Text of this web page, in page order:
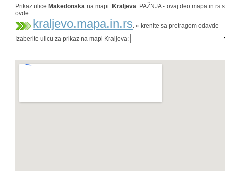
Prikaz ulice Makedonska na mapi. Kraljeva. PAŽNJA - ovaj deo mapa.in.rs
ovde:
kraljevo.mapa.in.rs. « krenite sa pretragom odavde
Izaberite ulicu za prikaz na mapi Kraljeva: